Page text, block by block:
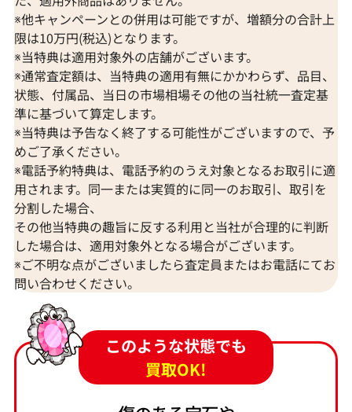
※他キャンペーンとの併用は可能ですが、増額分の合計上
限は10万円(税込)となります。
※当特典は適用対象外の店舗がございます。
※通常査定額は、当特典の適用有無にかかわらず、品目、
状態、付属品、当日の市場相場その他の当社統一査定基
準に基づいて算定します。
※当特典は予告なく終了する可能性がございますので、予
めご了承ください。
※電話予約特典は、電話予約のうえ対象となるお取引に適
用されます。同一または実質的に同一のお取引、取引を
分割した場合、
その他当特典の趣旨に反する利用と当社が合理的に判断
した場合は、適用対象外となる場合がございます。
※ご不明な点がございましたら査定員またはお電話にてお
問い合わせください。
このような状態でも
買取OK!